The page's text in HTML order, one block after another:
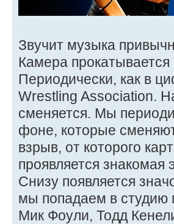
Звучит музыка
Камера
Периодически, как в
Wrestling Association.
сменяется. Мы
фоне, которые
взрыв, от которого
проявляется
Снизу появляется
мы попадаем в студию
Мик Фоули, Тодд